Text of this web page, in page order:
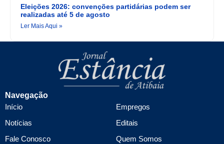
Eleições 2026: convenções partidárias podem ser
realizadas até 5 de agosto
Ler Mais Aqui »
Navegação
Início
Notícias
Fale Conosco
Empregos
Editais
Quem Somos